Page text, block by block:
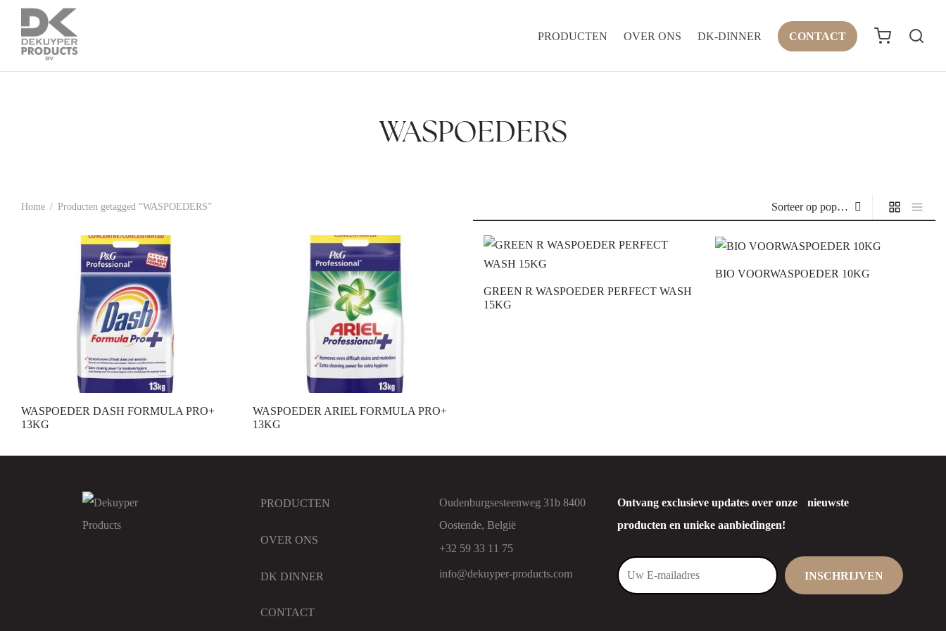
PRODUCTEN OVER ONS DK-DINNER CONTACT
WASPOEDERS
Home / Producten getagged “WASPOEDERS”
WASPOEDER DASH FORMULA PRO+
13KG
WASPOEDER ARIEL FORMULA PRO+
13KG
GREEN R WASPOEDER PERFECT WASH
15KG
BIO VOORWASPOEDER 10KG
Ontvang exclusieve updates over onze nieuwste
producten en unieke aanbiedingen!
PRODUCTEN
OVER ONS
DK DINNER
CONTACT
Oudenburgsesteenweg 31b 8400
Oostende, België
+32 59 33 11 75
info@dekuyper-products.com